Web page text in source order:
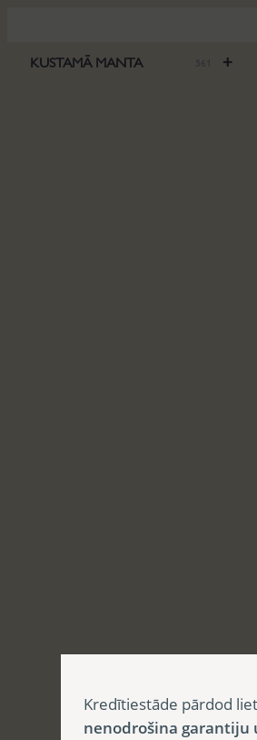
saturu
+
KUSTAMĀ MANTA
Kredītiestāde pārdod
nenodrošina garantiju